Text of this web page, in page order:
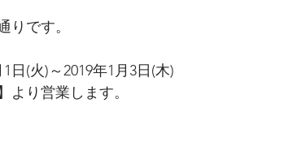
りです。
日(火)～2019年1月3日(木)
より営業します。